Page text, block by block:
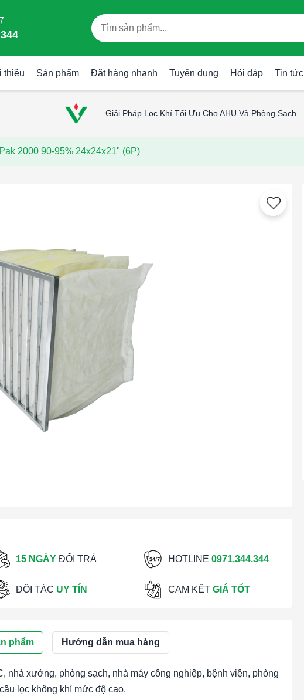
thiệu Sản phẩm Đặt hàng nhanh Tuyển dụng Hỏi đáp Tin tức
Giải Pháp Lọc Khí Tối Ưu Cho AHU Và Phòng Sạch
2000 90-95% 24x24x21" (6P)
15 NGÀY ĐỔI TRẢ HOTLINE 0971.344.344
ĐỐI TÁC UY TÍN CAM KẾT GIÁ TỐT
phẩm Hướng dẫn mua hàng
nhà xưởng, phòng sạch, nhà máy công nghiệp, bệnh viện, phòng
lọc không khí mức độ cao.